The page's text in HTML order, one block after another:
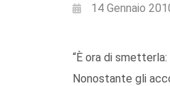
14 Gennaio
“È ora di
Nonostante gli